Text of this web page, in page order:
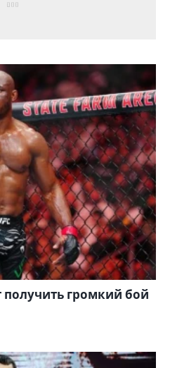
громкий бой